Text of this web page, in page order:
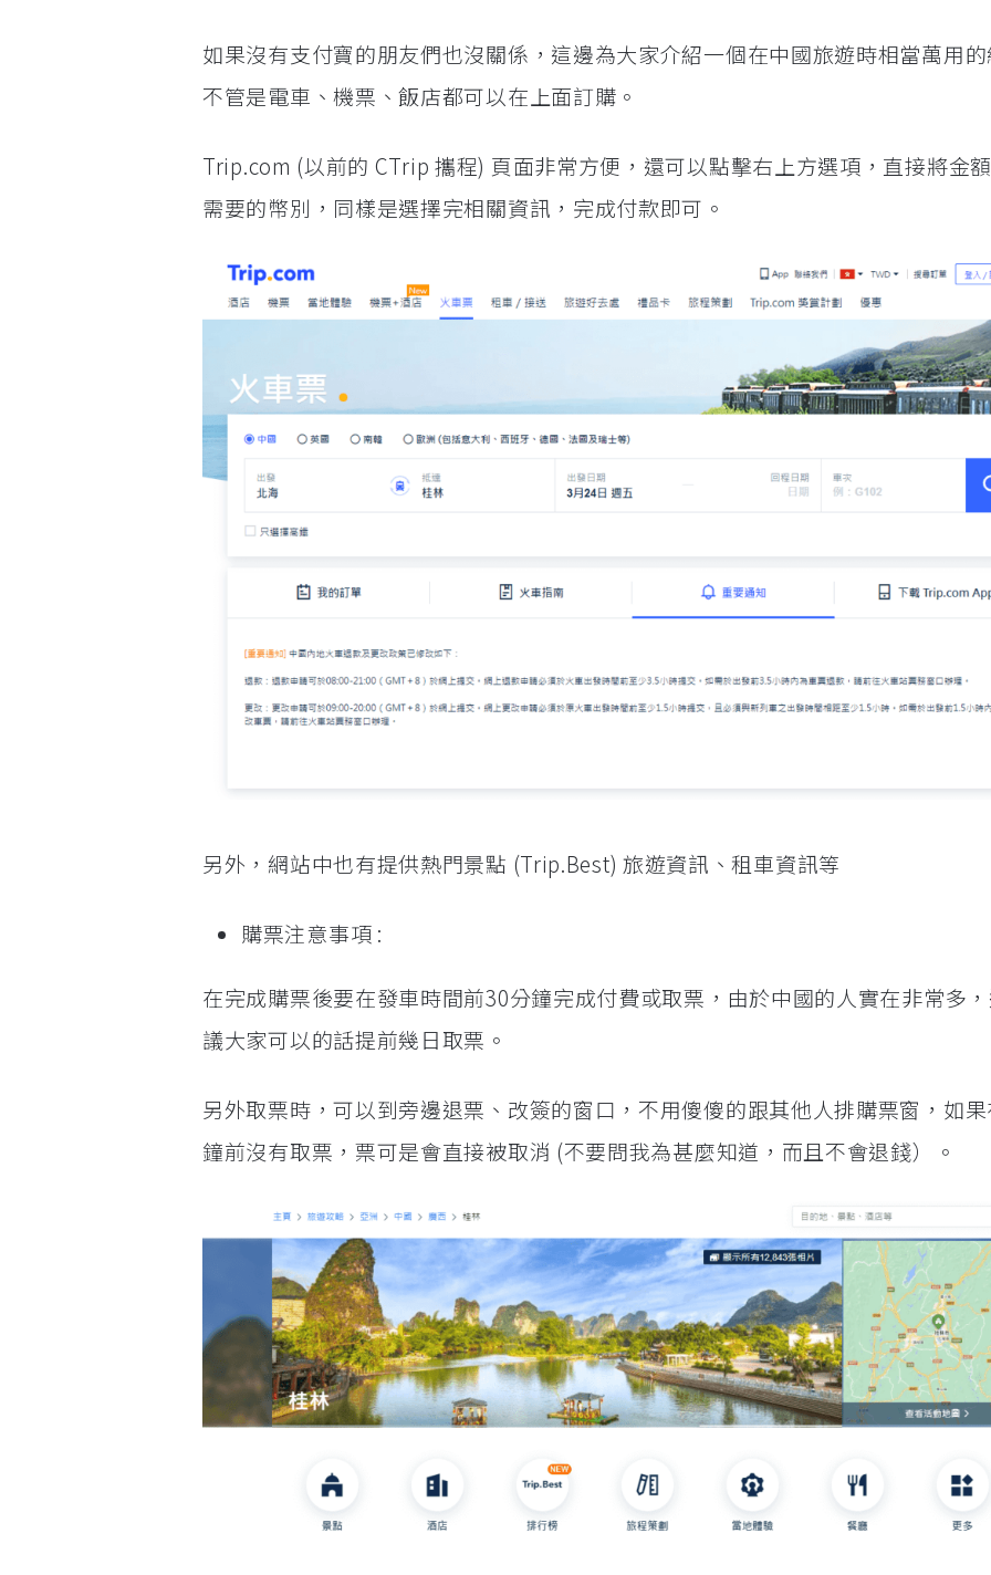
如果沒有支付寶的朋友們也沒關係，這邊為大家介紹一個在中國旅遊時相當萬用
不管是電車、機票、飯店都可以在上面訂購。
Trip.com (以前的 CTrip 攜程) 頁面非常方便，還可以點擊右上方選項，直接將金
需要的幣別，同樣是選擇完相關資訊，完成付款即可。
另外，網站中也有提供熱門景點 (Trip.Best) 旅遊資訊、租車資訊等
購票注意事項 :
在完成購票後要在發車時間前30分鐘完成付費或取票，由於中國的人實在非常多
議大家可以的話提前幾日取票。
另外取票時，可以到旁邊退票、改簽的窗口，不用傻傻的跟其他人排購票窗，如
鐘前沒有取票，票可是會直接被取消 (不要問我為甚麼知道，而且不會退錢）。